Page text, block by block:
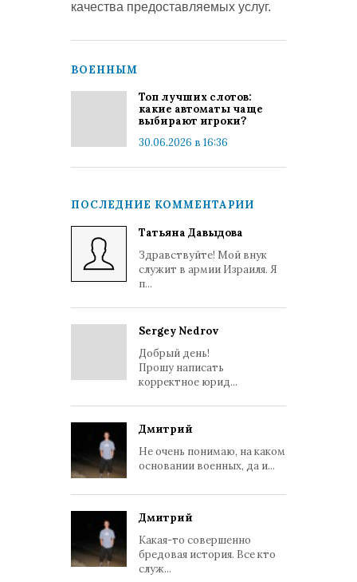
качества предоставляемых услуг.
ВОЕННЫМ
Топ лучших слотов:
какие автоматы чаще
выбирают игроки?
30.06.2026 в 16:36
ПОСЛЕДНИЕ КОММЕНТАРИИ
Татьяна Давыдова
Здравствуйте! Мой внук
служит в армии Израиля. Я
п...
Sergey Nedrov
Добрый день!
Прошу написать
корректное юрид...
Дмитрий
Не очень понимаю, на каком
основании военных, да и...
Дмитрий
Какая-то совершенно
бредовая история. Все кто
служ...